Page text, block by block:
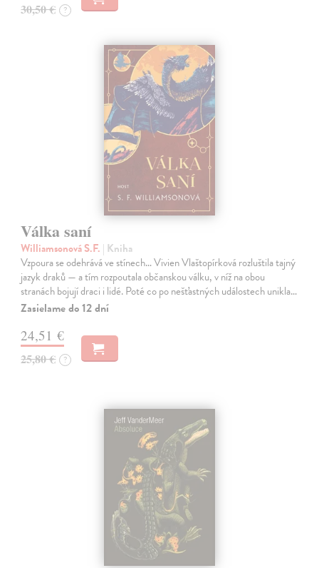
30,50 € ?
Válka saní
Williamsonová S.F. | Kniha
Vzpoura se odehrává ve stínech… Vivien Vlaštopírková rozluštila tajný
jazyk draků — a tím rozpoutala občanskou válku, v níž na obou
stranách bojují draci i lidé. Poté co po nešťastných událostech unikla…
Zasielame do 12 dní
24,51 €
25,80 € ?